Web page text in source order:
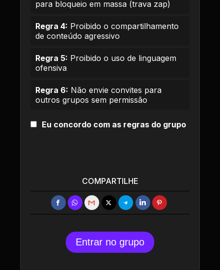
para bloqueio em massa (trava zap)
Regra 4: Proibido o compartilhamento
de conteúdo agressivo
Regra 5: Proibido o uso de linguagem
ofensiva
Regra 6: Não envie convites para
outros grupos sem permissão
Eu concordo com as regras do grupo
COMPARTILHE
Entrar no grupo